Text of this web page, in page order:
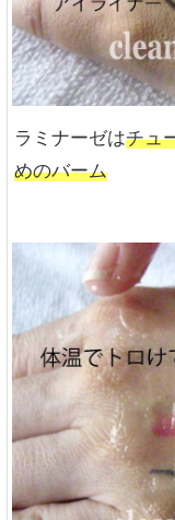
ラミナーゼはチュ
めのバーム